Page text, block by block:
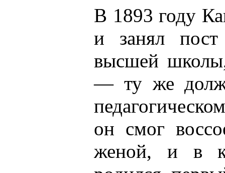
В 1893 году
и занял пост
высшей
— ту же
он смог
женой, и в